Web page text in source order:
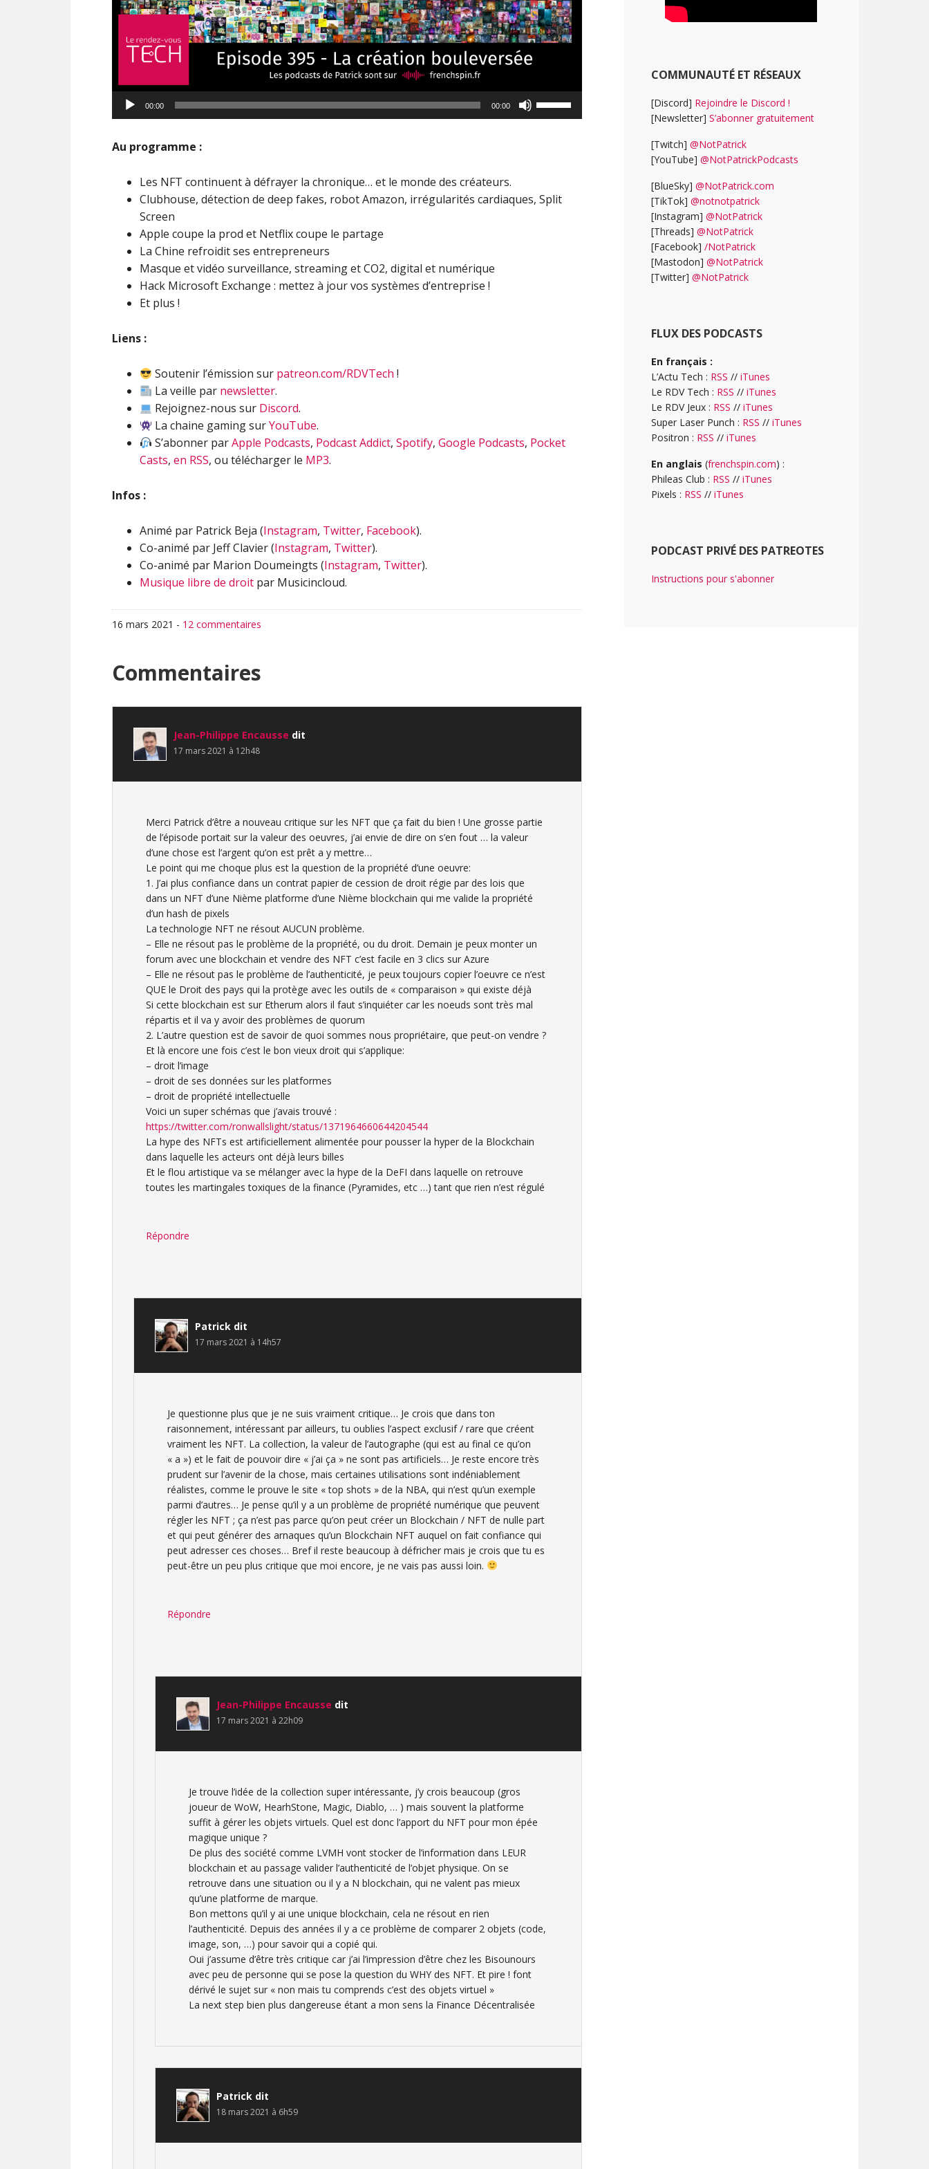
Lecteur
audio
00:00 00:00
les
ou
Au programme :
Les NFT continuent à défrayer la chronique… et le monde des créateurs.
Clubhouse, détection de deep fakes, robot Amazon, irrégularités cardiaques, Split
Screen
Apple coupe la prod et Netflix coupe le partage
La Chine refroidit ses entrepreneurs
Masque et vidéo surveillance, streaming et CO2, digital et numérique
Hack Microsoft Exchange : mettez à jour vos systèmes d’entreprise !
Et plus !
Liens :
Soutenir l’émission sur patreon.com/RDVTech !
La veille par newsletter.
Rejoignez-nous sur Discord.
La chaine gaming surYouTube.
S’abonner parApple Podcasts, Podcast Addict,Spotify,Google Podcasts, Pocket
Casts, en RSS, ou télécharger le MP3.
Infos :
Animé par Patrick Beja (Instagram, Twitter, Facebook).
Co-animé par Jeff Clavier (Instagram, Twitter).
Co-animé par Marion Doumeingts (Instagram, Twitter).
Musique libre de droit par Musicincloud.
16 mars 2021 - 12 commentaires
Interactions
du
lecteur
Commentaires
Jean-Philippe Encausse dit
17 mars 2021 à 12h48
Merci Patrick d’être a nouveau critique sur les NFT que ça fait du bien ! Une grosse partie
de l’épisode portait sur la valeur des oeuvres, j’ai envie de dire on s’en fout … la valeur
d’une chose est l’argent qu’on est prêt a y mettre…
Le point qui me choque plus est la question de la propriété d’une oeuvre:
1. J’ai plus confiance dans un contrat papier de cession de droit régie par des lois que
dans un NFT d’une Nième platforme d’une Nième blockchain qui me valide la propriété
d’un hash de pixels
La technologie NFT ne résout AUCUN problème.
– Elle ne résout pas le problème de la propriété, ou du droit. Demain je peux monter un
forum avec une blockchain et vendre des NFT c’est facile en 3 clics sur Azure
– Elle ne résout pas le problème de l’authenticité, je peux toujours copier l’oeuvre ce n’est
QUE le Droit des pays qui la protège avec les outils de « comparaison » qui existe déjà
Si cette blockchain est sur Etherum alors il faut s’inquiéter car les noeuds sont très mal
répartis et il va y avoir des problèmes de quorum
2. L’autre question est de savoir de quoi sommes nous propriétaire, que peut-on vendre ?
Et là encore une fois c’est le bon vieux droit qui s’applique:
– droit l’image
– droit de ses données sur les platformes
– droit de propriété intellectuelle
Voici un super schémas que j’avais trouvé :
https://twitter.com/ronwallslight/status/1371964660644204544
La hype des NFTs est artificiellement alimentée pour pousser la hyper de la Blockchain
dans laquelle les acteurs ont déjà leurs billes
Et le flou artistique va se mélanger avec la hype de la DeFI dans laquelle on retrouve
toutes les martingales toxiques de la finance (Pyramides, etc …) tant que rien n’est régulé
Répondre
Patrick dit
17 mars 2021 à 14h57
Je questionne plus que je ne suis vraiment critique… Je crois que dans ton
raisonnement, intéressant par ailleurs, tu oublies l’aspect exclusif / rare que créent
vraiment les NFT. La collection, la valeur de l’autographe (qui est au final ce qu’on
« a ») et le fait de pouvoir dire « j’ai ça » ne sont pas artificiels… Je reste encore très
prudent sur l’avenir de la chose, mais certaines utilisations sont indéniablement
réalistes, comme le prouve le site « top shots » de la NBA, qui n’est qu’un exemple
parmi d’autres… Je pense qu’il y a un problème de propriété numérique que peuvent
régler les NFT ; ça n’est pas parce qu’on peut créer un Blockchain / NFT de nulle part
et qui peut générer des arnaques qu’un Blockchain NFT auquel on fait confiance qui
peut adresser ces choses… Bref il reste beaucoup à défricher mais je crois que tu es
peut-être un peu plus critique que moi encore, je ne vais pas aussi loin.
Répondre
Jean-Philippe Encausse dit
17 mars 2021 à 22h09
Je trouve l’idée de la collection super intéressante, j’y crois beaucoup (gros
joueur de WoW, HearhStone, Magic, Diablo, … ) mais souvent la platforme
suffit à gérer les objets virtuels. Quel est donc l’apport du NFT pour mon épée
magique unique ?
De plus des société comme LVMH vont stocker de l’information dans LEUR
blockchain et au passage valider l’authenticité de l’objet physique. On se
retrouve dans une situation ou il y a N blockchain, qui ne valent pas mieux
qu’une platforme de marque.
Bon mettons qu’il y ai une unique blockchain, cela ne résout en rien
l’authenticité. Depuis des années il y a ce problème de comparer 2 objets (code,
image, son, …) pour savoir qui a copié qui.
Oui j’assume d’être très critique car j’ai l’impression d’être chez les Bisounours
avec peu de personne qui se pose la question du WHY des NFT. Et pire ! font
dérivé le sujet sur « non mais tu comprends c’est des objets virtuel »
La next step bien plus dangereuse étant a mon sens la Finance Décentralisée
Patrick dit
18 mars 2021 à 6h59
COMMUNAUTÉ ET RÉSEAUX
[Discord] Rejoindre le Discord !
[Newsletter] S’abonner gratuitement
[Twitch] @NotPatrick
[YouTube] @NotPatrickPodcasts
[BlueSky] @NotPatrick.com
[TikTok] @notnotpatrick
[Instagram] @NotPatrick
[Threads] @NotPatrick
[Facebook] /NotPatrick
[Mastodon] @NotPatrick
[Twitter] @NotPatrick
FLUX DES PODCASTS
En français :
L’Actu Tech : RSS // iTunes
Le RDV Tech : RSS // iTunes
Le RDV Jeux : RSS // iTunes
Super Laser Punch : RSS // iTunes
Positron : RSS // iTunes
En anglais (frenchspin.com) :
Phileas Club : RSS // iTunes
Pixels : RSS // iTunes
PODCAST PRIVÉ DES PATREOTES
Instructions pour s'abonner